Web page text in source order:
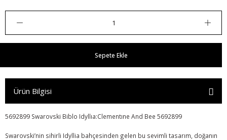
Sepete Ekle
Ürün Bilgisi
5692899 Swarovski Biblo Idyllıa:Clementıne And Bee 5692899
Swarovski’nin sihirli Idyllia bahçesinden gelen bu sevimli tasarım, doğanın